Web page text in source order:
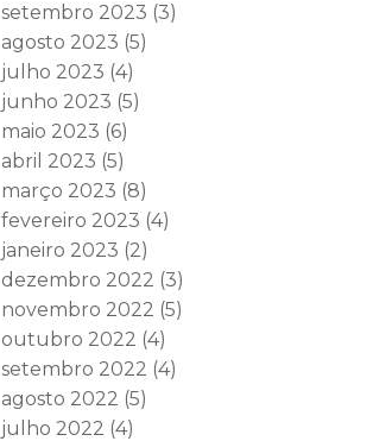
setembro 2023 (3)
agosto 2023 (5)
julho 2023 (4)
junho 2023 (5)
maio 2023 (6)
abril 2023 (5)
março 2023 (8)
fevereiro 2023 (4)
janeiro 2023 (2)
dezembro 2022 (3)
novembro 2022 (5)
outubro 2022 (4)
setembro 2022 (4)
agosto 2022 (5)
julho 2022 (4)